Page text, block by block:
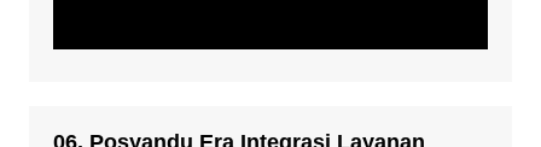
06. Posyandu Era Integrasi Layanan